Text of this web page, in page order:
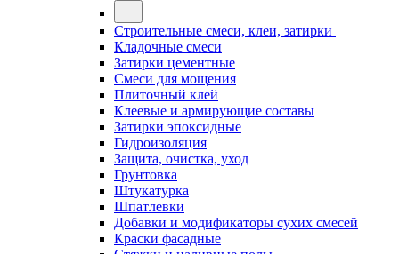
Строительные смеси, клеи, затирки
Кладочные смеси
Затирки цементные
Смеси для мощения
Плиточный клей
Клеевые и армирующие составы
Затирки эпоксидные
Гидроизоляция
Защита, очистка, уход
Грунтовка
Штукатурка
Шпатлевки
Добавки и модификаторы сухих смесей
Краски фасадные